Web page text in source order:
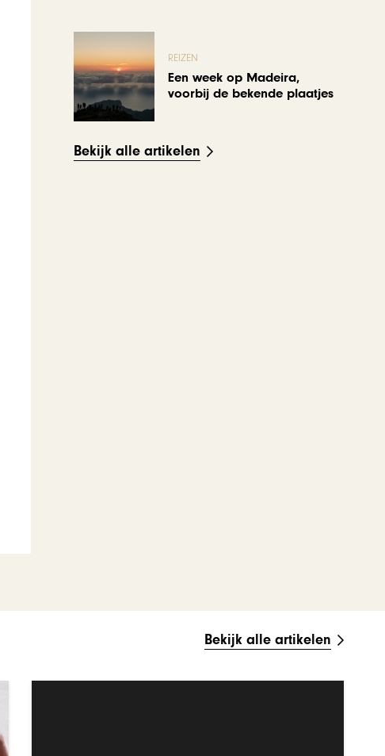
REIZEN
Een week op Madeira,
voorbij de bekende plaatjes
Bekijk alle artikelen
Bekijk alle artikelen